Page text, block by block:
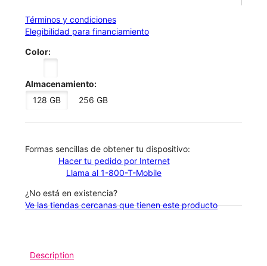
Términos y condiciones
Elegibilidad para financiamiento
Color:
Almacenamiento:
128 GB
256 GB
​​​​​​​Formas sencillas de obtener tu dispositivo:
Hacer tu pedido por Internet
Llama al 1-800-T-Mobile
¿No está en existencia?
Ve las tiendas cercanas que tienen este producto
Description